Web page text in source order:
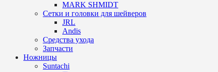
MARK SHMIDT
Сетки и головки для шейверов
JRL
Andis
Средства ухода
Запчасти
Ножницы
Suntachi